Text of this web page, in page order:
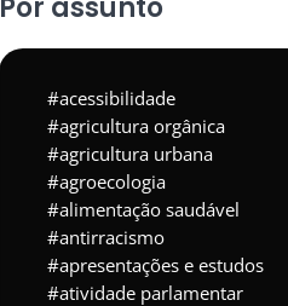
acessibilidade
agricultura orgânica
agricultura urbana
agroecologia
alimentação saudável
antirracismo
apresentações e estudos
atividade parlamentar